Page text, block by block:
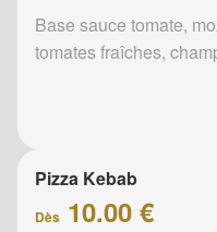
Base sauce tomate,
tomates fraîches,
Pizza Kebab
Dès 10.00 €